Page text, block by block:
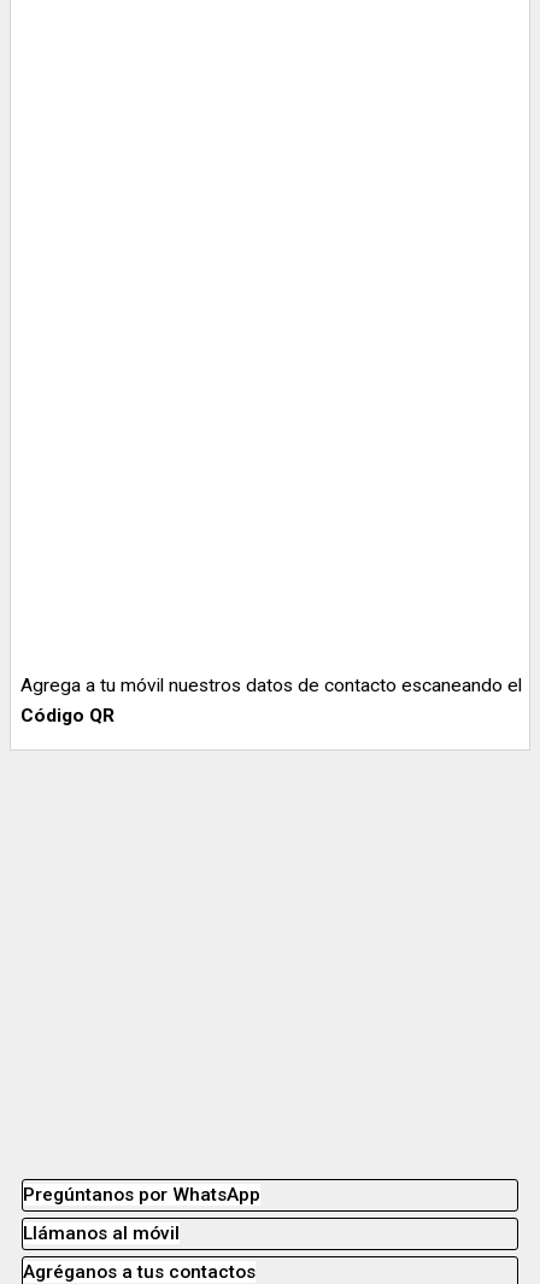
Agrega a tu móvil nuestros datos de contacto escaneando el
Código QR
Pregúntanos por WhatsApp
Llámanos al móvil
Agréganos a tus contactos